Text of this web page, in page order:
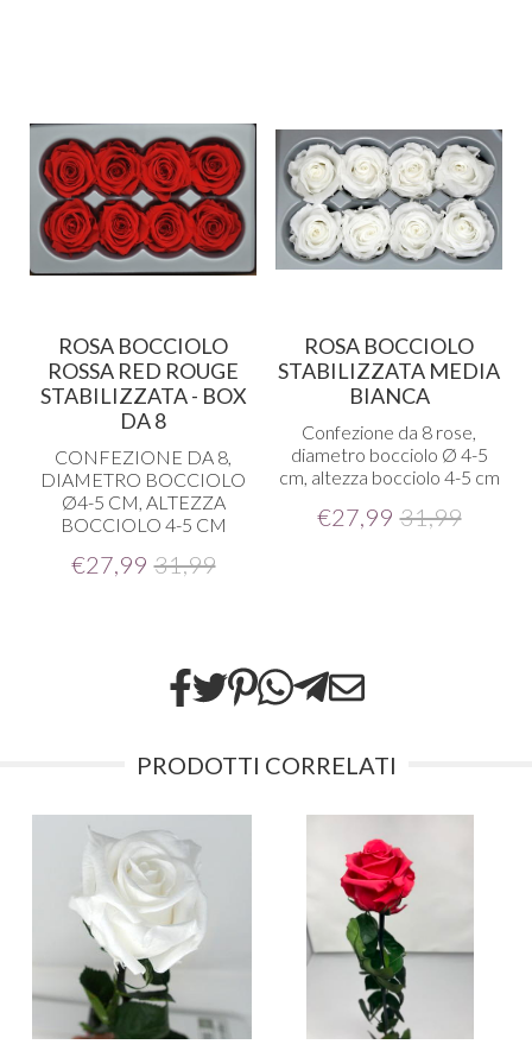
ROSA BOCCIOLO
ROSSA RED ROUGE
STABILIZZATA - BOX
DA 8
CONFEZIONE DA 8,
DIAMETRO BOCCIOLO
Ø4-5 CM, ALTEZZA
BOCCIOLO 4-5 CM
€27,99 31,99
ROSA BOCCIOLO
STABILIZZATA MEDIA
BIANCA
Confezione da 8 rose,
diametro bocciolo Ø 4-5
cm, altezza bocciolo 4-5 cm
€27,99 31,99
PRODOTTI CORRELATI